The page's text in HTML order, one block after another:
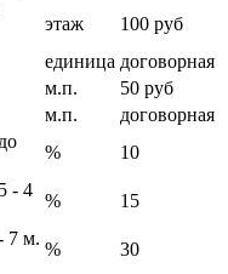
этаж
100 руб
единица договорная
м.п.
50 руб
м.п.
договорная
%
10
- 4
%
15
7 м.
%
30